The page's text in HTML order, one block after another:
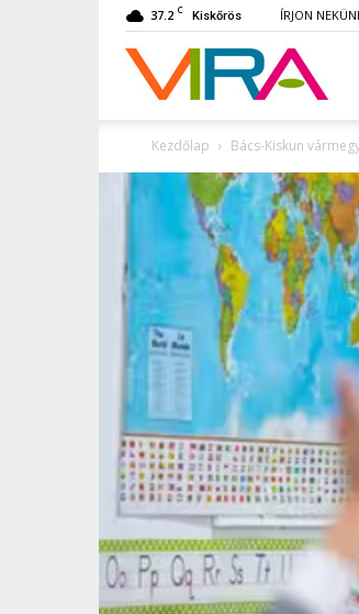
37.2 C Kiskőrös ÍRJON
VIRA
Kezdőlap Bács-Kiskun